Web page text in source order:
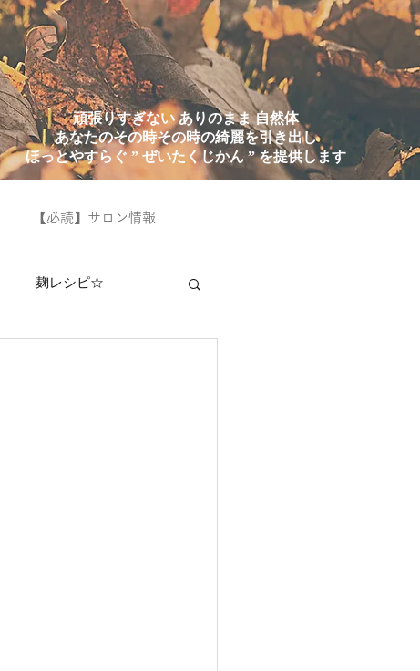
頑張りすぎない ありのまま 自然体
あなたのその時その時の綺麗を引き出し
ほっとやすらぐ ” ぜいたくじかん ” を提供します
【必読】サロン情報
麹レシピ☆